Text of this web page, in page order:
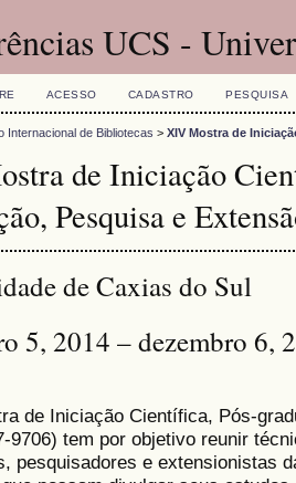
UCS -
ACESSO CADASTRO PESQUISA
Internacional de Bibliotecas > XIV Mostra de
de Iniciação
Pesquisa e
de Caxias do Sul
5, 2014 – dezembro 6,
de Iniciação Científica, Pós-
9706) tem por objetivo reunir
pesquisadores e extensionistas